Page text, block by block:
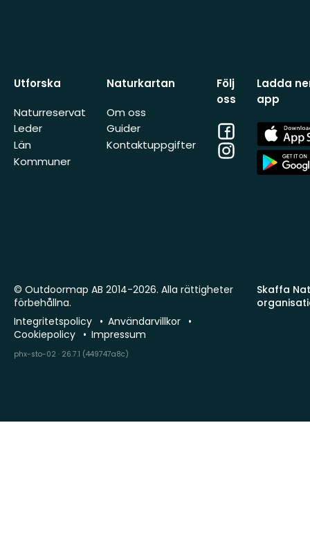
Utforska
Naturreservat
Leder
Län
Kommuner
Naturkartan
Om oss
Guider
Kontaktuppgifter
Följ
oss
Facebook
Instagram
Ladda
app
App
Store
App
Store
Skaffa
© Outdoormap AB 2014-2026. Alla rättigheter
förbehållna.
Integritetspolicy
Användarvillkor
Cookiepolicy
Impressum
phx-sto-02 · 26.7.1 (449747a8c)